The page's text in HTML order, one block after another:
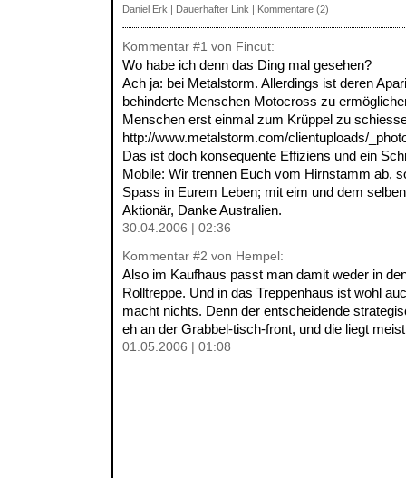
Daniel Erk | Dauerhafter Link | Kommentare (2)
Kommentar #1 von Fincut:
Wo habe ich denn das Ding mal gesehen?
Ach ja: bei Metalstorm. Allerdings ist deren
behinderte Menschen Motocross zu
Menschen erst einmal zum Krüppel zu
http://www.metalstorm.com/clientuploads/
Das ist doch konsequente Effiziens und ein
Mobile: Wir trennen Euch vom Hirnstamm ab,
Spass in Eurem Leben; mit eim und dem
Aktionär, Danke Australien.
30.04.2006 | 02:36
Kommentar #2 von Hempel:
Also im Kaufhaus passt man damit weder in
Rolltreppe. Und in das Treppenhaus ist wohl
macht nichts. Denn der entscheidende
eh an der Grabbel-tisch-front, und die liegt
01.05.2006 | 01:08